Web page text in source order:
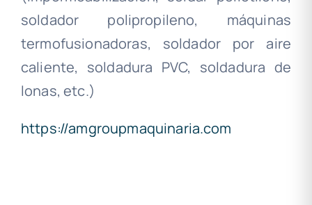
soldador polipropileno, máquinas
termofusionadoras, soldador por aire
caliente, soldadura PVC, soldadura de
lonas, etc.)
https://amgroupmaquinaria.com